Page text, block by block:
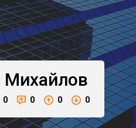
Михайлов
0 0 0 0